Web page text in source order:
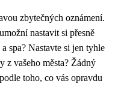
zbytečných oznámení.
nastavit si přesně
spa? Nastavte si jen tyhle
z vašeho města? Žádný
toho, co vás opravdu